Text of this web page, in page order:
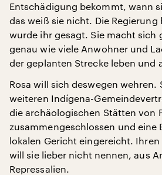
Entschädigung bekommt, wann
das weiß sie nicht. Die Regierung
wurde ihr gesagt. Sie macht sich
genau wie viele Anwohner und
der geplanten Strecke leben und
Rosa will sich deswegen wehren.
weiteren Indígena-
die archäologischen Stätten von
zusammengeschlossen und eine
lokalen Gericht eingereicht.
will sie lieber nicht nennen, aus
Repressalien.